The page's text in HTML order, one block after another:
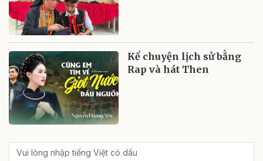
Kể chuyện lịch sử bằng
Rap và hát Then